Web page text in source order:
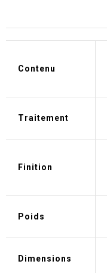
Contenu
Traitement
Finition
Poids
Dimensions